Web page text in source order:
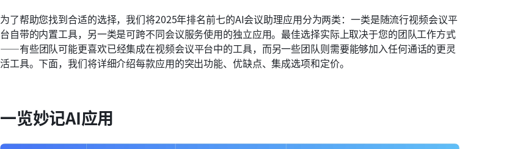
为了帮助您找到合适的选择，我们将2025年排名前七的AI会议助理应用分为两类：一类是随流行视频会议平
台自带的内置工具，另一类是可跨不同会议服务使用的独立应用。最佳选择实际上取决于您的团队工作方式
——有些团队可能更喜欢已经集成在视频会议平台中的工具，而另一些团队则需要能够加入任何通话的更灵
活工具。下面，我们将详细介绍每款应用的突出功能、优缺点、集成选项和定价。
一览妙记AI应用